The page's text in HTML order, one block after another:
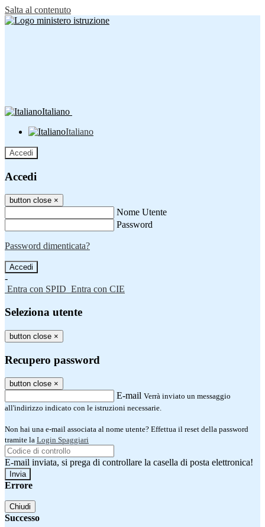
Salta al contenuto
Italiano
Italiano
Accedi
Accedi
button close ×
Nome Utente
Password
Password dimenticata?
-
Entra con SPID Entra con CIE
Seleziona utente
button close ×
Recupero password
button close ×
E-mail Verrà inviato un messaggio
all'indirizzo indicato con le istruzioni necessarie.
Non hai una e-mail associata al nome utente? Effettua il reset della password
tramite la Login Spaggiari
E-mail inviata, si prega di controllare la casella di posta elettronica!
Errore
Chiudi
Successo